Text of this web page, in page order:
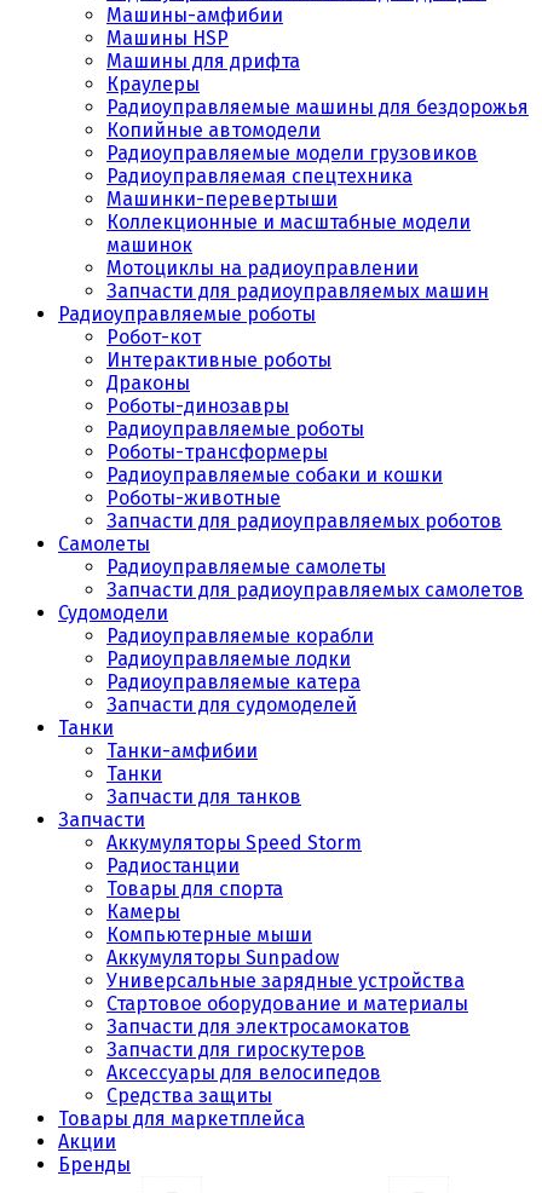
Машины-амфибии
Машины HSP
Машины для дрифта
Краулеры
Радиоуправляемые машины для бездорожья
Копийные автомодели
Радиоуправляемые модели грузовиков
Радиоуправляемая спецтехника
Машинки-перевертыши
Коллекционные и масштабные модели
машинок
Мотоциклы на радиоуправлении
Запчасти для радиоуправляемых машин
Радиоуправляемые роботы
Робот-кот
Интерактивные роботы
Драконы
Роботы-динозавры
Радиоуправляемые роботы
Роботы-трансформеры
Радиоуправляемые собаки и кошки
Роботы-животные
Запчасти для радиоуправляемых роботов
Самолеты
Радиоуправляемые самолеты
Запчасти для радиоуправляемых самолетов
Судомодели
Радиоуправляемые корабли
Радиоуправляемые лодки
Радиоуправляемые катера
Запчасти для судомоделей
Танки
Танки-амфибии
Танки
Запчасти для танков
Запчасти
Аккумуляторы Speed Storm
Радиостанции
Товары для спорта
Камеры
Компьютерные мыши
Аккумуляторы Sunpadow
Универсальные зарядные устройства
Стартовое оборудование и материалы
Запчасти для электросамокатов
Запчасти для гироскутеров
Аксессуары для велосипедов
Средства защиты
Товары для маркетплейса
Акции
Бренды